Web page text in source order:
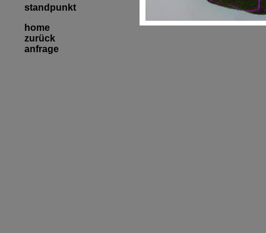
standpunkt
home
zurück
anfrage